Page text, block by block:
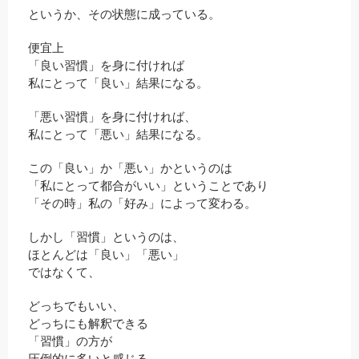
というか、その状態に成っている。
便宜上
「良い習慣」を身に付ければ
私にとって「良い」結果になる。
「悪い習慣」を身に付ければ、
私にとって「悪い」結果になる。
この「良い」か「悪い」かというのは
「私にとって都合がいい」ということであり
「その時」私の「好み」によって変わる。
しかし「習慣」というのは、
ほとんどは「良い」「悪い」
ではなくて、
どっちでもいい、
どっちにも解釈できる
「習慣」の方が